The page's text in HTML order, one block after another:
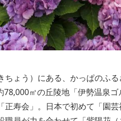
ょう）にある、かっぱのふ
㎡の丘陵地「伊勢温泉ゴ
寿会」。日本で初めて「園